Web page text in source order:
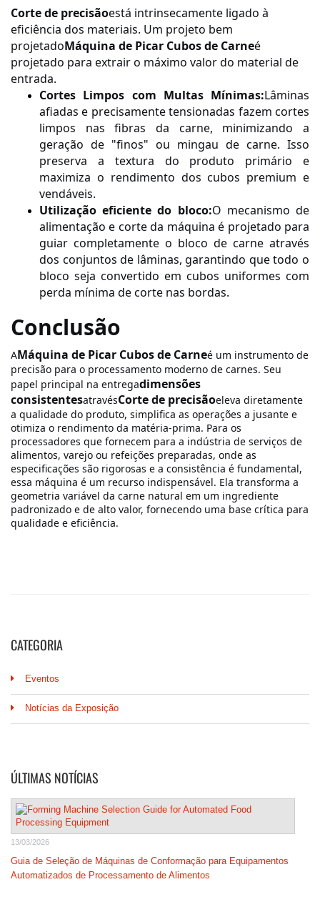
CATEGORIA
Eventos
Notícias da Exposição
ÚLTIMAS NOTÍCIAS
13/03/2026
Guia de Seleção de Máquinas de Conformação para Equipamentos
Automatizados de Processamento de Alimentos